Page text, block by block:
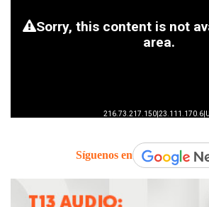
Síguenos en